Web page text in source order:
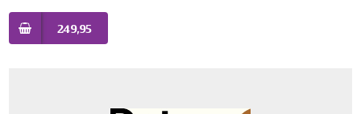
249,95